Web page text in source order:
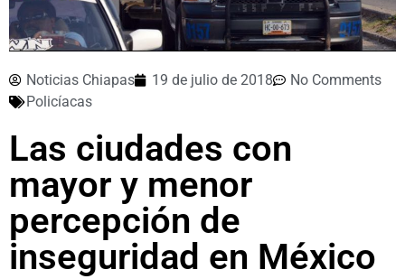
Noticias Chiapas 19 de julio de 2018
No Comments
Policíacas
Las ciudades con
mayor y menor
percepción de
inseguridad en México